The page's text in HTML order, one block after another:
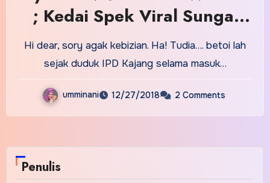
; Kedai Spek Viral Sungai
Wei,Bukit Bintang
Hi dear, sory agak kebizian. Ha! Tudia…. betoi lah
sejak duduk IPD Kajang selama masuk…
umminani 12/27/2018 2 Comments
Penulis